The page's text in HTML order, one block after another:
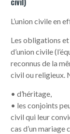
L’union civile en
Les obligations
d’union civile
reconnus de la
civil ou religieux.
• d’héritage,
• les conjoints
civil qui leur
cas d’un mariage